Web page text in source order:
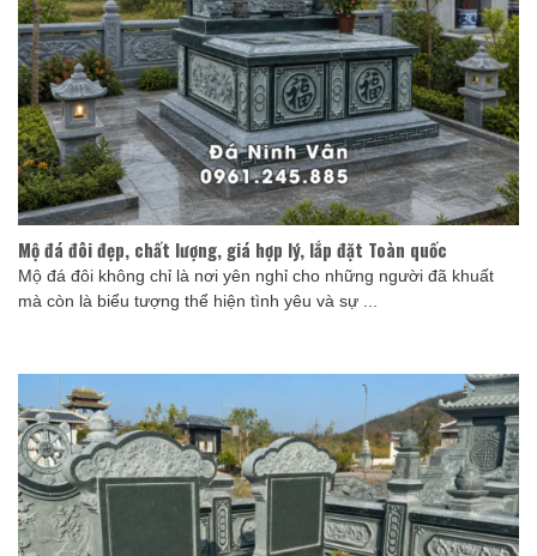
Mộ đá đôi đẹp, chất lượng, giá hợp lý, lắp đặt Toàn quốc
Mộ đá đôi không chỉ là nơi yên nghỉ cho những người đã khuất
mà còn là biểu tượng thể hiện tình yêu và sự ...